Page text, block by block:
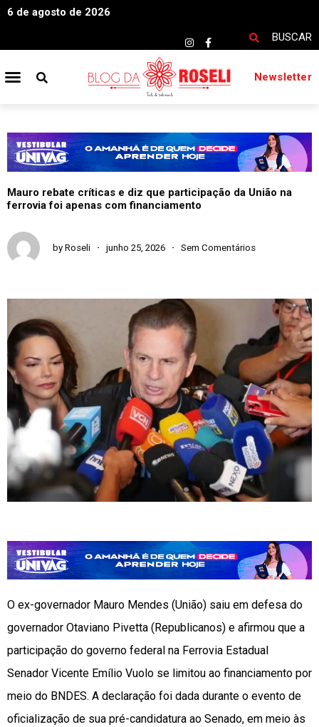
6 de agosto de 2026
BUSCAR
Newsletter
Mauro rebate críticas e diz que participação da União na
ferrovia foi apenas com financiamento
by Roseli junho 25, 2026 Sem Comentários
O ex-governador Mauro Mendes (União) saiu em defesa do
governador Otaviano Pivetta (Republicanos) e afirmou que a
participação do governo federal na Ferrovia Estadual
Senador Vicente Emílio Vuolo se limitou ao financiamento por
meio do BNDES. A declaração foi dada durante o evento de
oficialização de sua pré-candidatura ao Senado, em meio às